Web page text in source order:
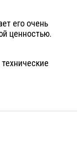
его очень
ценностью.